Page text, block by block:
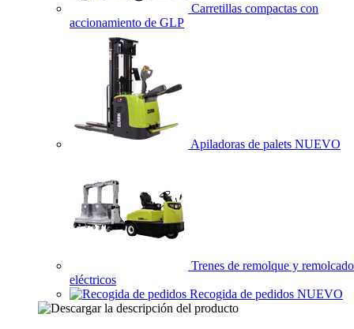
Carretillas compactas con
accionamiento de GLP
Apiladoras de palets NUEVO
Trenes de remolque y
eléctricos
Recogida de pedidos NUEVO